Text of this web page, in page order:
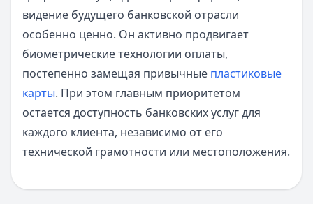
видение будущего банковской отрасли
особенно ценно. Он активно продвигает
биометрические технологии оплаты,
постепенно замещая привычные пластиковые
карты. При этом главным приоритетом
остается доступность банковских услуг для
каждого клиента, независимо от его
технической грамотности или местоположения.